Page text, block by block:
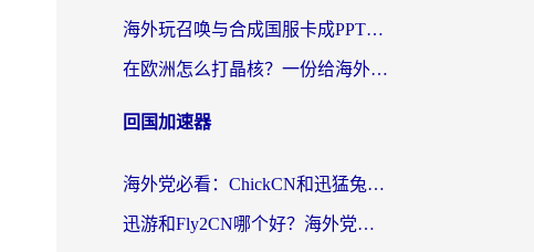
海外玩召唤与合成国服卡成PPT？这篇解决办法让你丝滑操作
在欧洲怎么打晶核？一份给海外游子的网络加速生存指南
回国加速器
海外党必看：ChickCN和迅猛兔好用吗？3招教你选对回国加速器
迅游和Fly2CN哪个好？海外党回国加速器真实测评与选择心法